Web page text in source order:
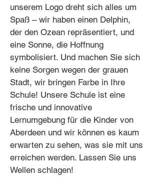
unserem Logo dreht sich alles um
Spaß – wir haben einen Delphin,
der den Ozean repräsentiert, und
eine Sonne, die Hoffnung
symbolisiert. Und machen Sie sich
keine Sorgen wegen der grauen
Stadt, wir bringen Farbe in Ihre
Schule! Unsere Schule ist eine
frische und innovative
Lernumgebung für die Kinder von
Aberdeen und wir können es kaum
erwarten zu sehen, was sie mit uns
erreichen werden. Lassen Sie uns
Wellen schlagen!